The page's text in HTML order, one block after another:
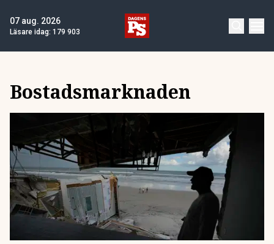
07 aug. 2026
Läsare idag: 179 903
Bostadsmarknaden